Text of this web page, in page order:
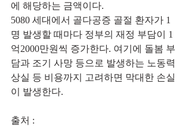
에 해당하는 금액이다.
5080 세대에서 골다공증 골절 환자가 1
명 발생할 때마다 정부의 재정 부담이 1
억2000만원씩 증가한다. 여기에 돌봄 부
담과 조기 사망 등으로 발생하는 노동력
상실 등 비용까지 고려하면 막대한 손실
이 발생한다.
출처 :